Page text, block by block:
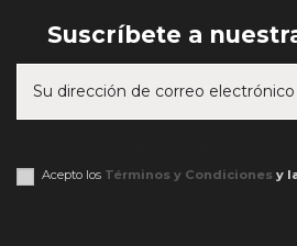
Suscríbete a
Acepto los Términos y Condiciones y